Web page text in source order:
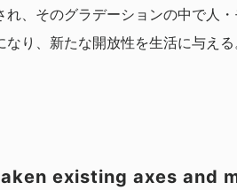
れ、そのグラデーションの中で人
なり、新たな開放性を生活に与え
existing axes and